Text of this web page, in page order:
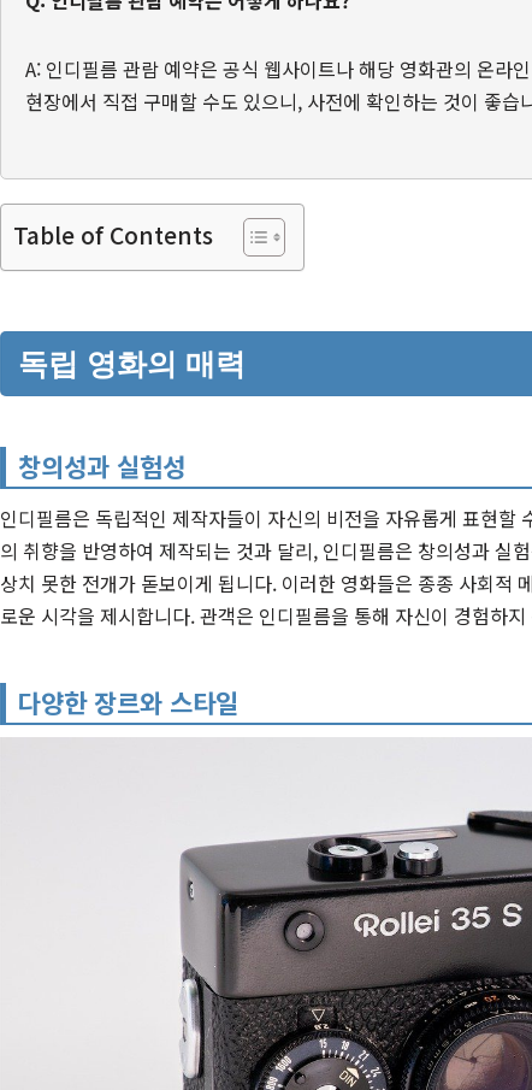
A: 인디필름 관람 예약은 공식 웹사이트나 해당 영화관의 온라
현장에서 직접 구매할 수도 있으니, 사전에 확인하는 것이 좋습
Table of Contents
독립 영화의 매력
창의성과 실험성
인디필름은 독립적인 제작자들이 자신의 비전을 자유롭게 표현할
의 취향을 반영하여 제작되는 것과 달리, 인디필름은 창의성과 실
상치 못한 전개가 돋보이게 됩니다. 이러한 영화들은 종종 사회적
로운 시각을 제시합니다. 관객은 인디필름을 통해 자신이 경험하
다양한 장르와 스타일